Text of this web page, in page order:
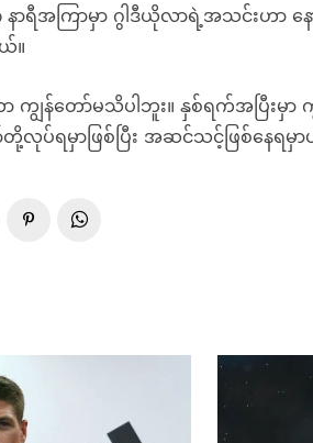
နာရီအကြာမှာ ဂွါဒီယိုလာရဲ့အသင်းဟာ
။
ျွန်တော်မသိပါဘူး။ နှစ်ရက်အပြီးမှ
လုပ်ရမှာဖြစ်ပြီး အဆင်သင့်ဖြစ်နေရမှာ